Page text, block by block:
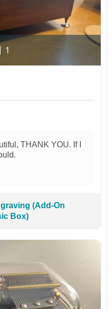
1
THANK YOU. If I
(Add-On
Box)